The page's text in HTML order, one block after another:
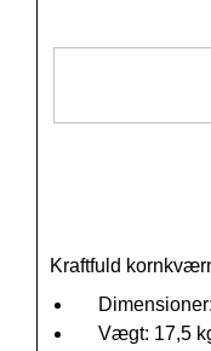
Kraftfuld
Vægt: 17,5